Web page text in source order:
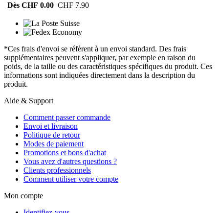
Dès CHF 0.00 CHF 7.90
*Ces frais d'envoi se réfèrent à un envoi standard. Des frais
supplémentaires peuvent s'appliquer, par exemple en raison du
poids, de la taille ou des caractéristiques spécifiques du produit. Ces
informations sont indiquées directement dans la description du
produit.
Aide & Support
Comment passer commande
Envoi et livraison
Politique de retour
Modes de paiement
Promotions et bons d'achat
Vous avez d'autres questions ?
Clients professionnels
Comment utiliser votre compte
Mon compte